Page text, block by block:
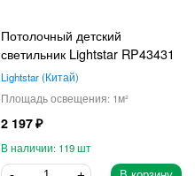
Потолочный детский
светильник Lightstar RP43431
Lightstar Китай
1
2 197
119